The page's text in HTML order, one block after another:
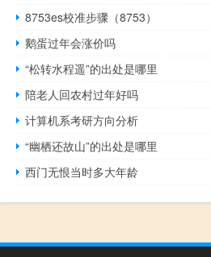
8753es校准步骤（8753）
鹅蛋过年会涨价吗
“松转水程遥”的出处是哪里
陪老人回农村过年好吗
计算机系考研方向分析
“幽栖还故山”的出处是哪里
西门无恨当时多大年龄